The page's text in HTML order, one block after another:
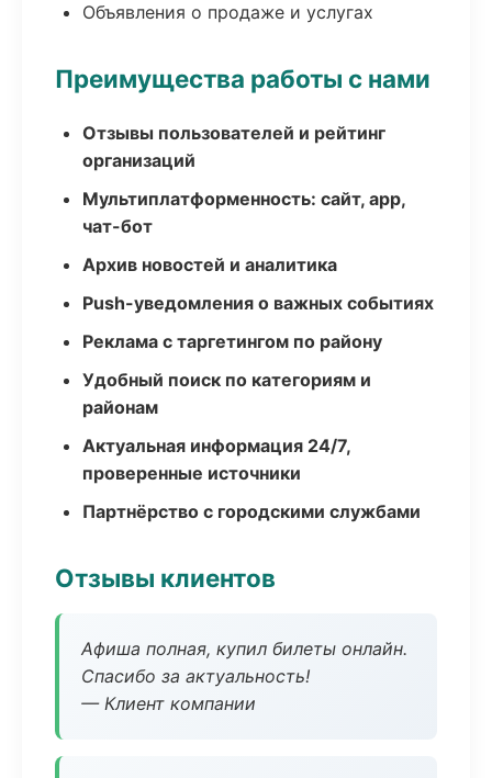
Объявления о продаже и услугах
Преимущества работы с нами
Отзывы пользователей и рейтинг
организаций
Мультиплатформенность: сайт, app,
чат-бот
Архив новостей и аналитика
Push-уведомления о важных событиях
Реклама с таргетингом по району
Удобный поиск по категориям и
районам
Актуальная информация 24/7,
проверенные источники
Партнёрство с городскими службами
Отзывы клиентов
Афиша полная, купил билеты онлайн.
Спасибо за актуальность!
— Клиент компании